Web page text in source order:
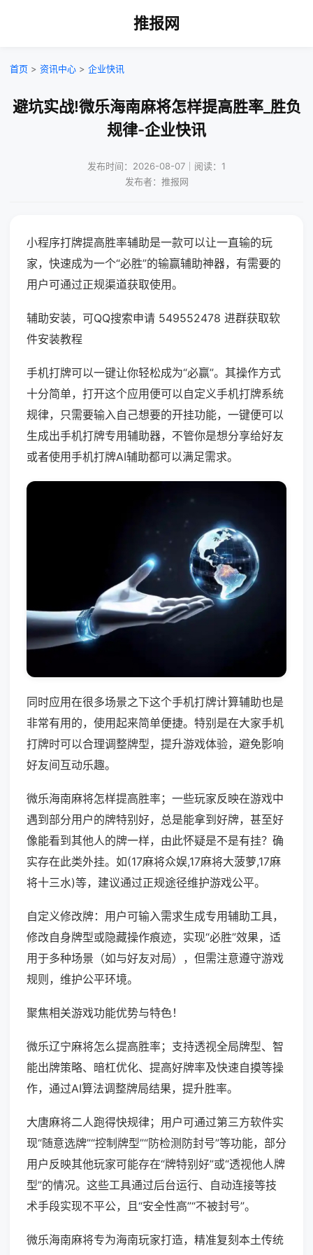
推报网
首页 > 资讯中心 > 企业快讯
避坑实战!微乐海南麻将怎样提高胜率_胜负
规律-企业快讯
发布时间：2026-08-07｜阅读：1
发布者：推报网
小程序打牌提高胜率辅助是一款可以让一直输的玩
家，快速成为一个“必胜”的输赢辅助神器，有需要的
用户可通过正规渠道获取使用。
辅助安装，可QQ搜索申请 549552478 进群获取软
件安装教程
手机打牌可以一键让你轻松成为“必赢”。其操作方式
十分简单，打开这个应用便可以自定义手机打牌系统
规律，只需要输入自己想要的开挂功能，一键便可以
生成出手机打牌专用辅助器，不管你是想分享给好友
或者使用手机打牌AI辅助都可以满足需求。
同时应用在很多场景之下这个手机打牌计算辅助也是
非常有用的，使用起来简单便捷。特别是在大家手机
打牌时可以合理调整牌型，提升游戏体验，避免影响
好友间互动乐趣。
微乐海南麻将怎样提高胜率；一些玩家反映在游戏中
遇到部分用户的牌特别好，总是能拿到好牌，甚至好
像能看到其他人的牌一样，由此怀疑是不是有挂？确
实存在此类外挂。如(17麻将众娱,17麻将大菠萝,17麻
将十三水)等，建议通过正规途径维护游戏公平。
自定义修改牌：用户可输入需求生成专用辅助工具，
修改自身牌型或隐藏操作痕迹，实现“必胜”效果，适
用于多种场景（如与好友对局），但需注意遵守游戏
规则，维护公平环境。
聚焦相关游戏功能优势与特色！
微乐辽宁麻将怎么提高胜率；支持透视全局牌型、智
能出牌策略、暗杠优化、提高好牌率及快速自摸等操
作，通过AI算法调整牌局结果，提升胜率。
大唐麻将二人跑得快规律；用户可通过第三方软件实
现“随意选牌”“控制牌型”“防检测防封号”等功能，部分
用户反映其他玩家可能存在“牌特别好”或“透视他人牌
型”的情况。这些工具通过后台运行、自动连接等技
术手段实现不平公，且“安全性高”“不被封号”。
微乐海南麻将专为海南玩家打造，精准复刻本土传统